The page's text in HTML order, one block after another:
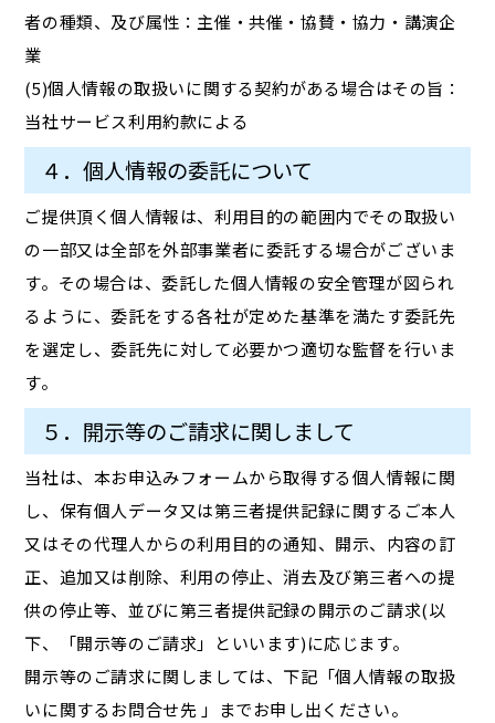
者の種類、及び属性：主催・共催・協賛・協力・講演企
業
(5)個人情報の取扱いに関する契約がある場合はその旨：
当社サービス利用約款による
４．個人情報の委託について
ご提供頂く個人情報は、利用目的の範囲内でその取扱い
の一部又は全部を外部事業者に委託する場合がございま
す。その場合は、委託した個人情報の安全管理が図られ
るように、委託をする各社が定めた基準を満たす委託先
を選定し、委託先に対して必要かつ適切な監督を行いま
す。
５．開示等のご請求に関しまして
当社は、本お申込みフォームから取得する個人情報に関
し、保有個人データ又は第三者提供記録に関するご本人
又はその代理人からの利用目的の通知、開示、内容の訂
正、追加又は削除、利用の停止、消去及び第三者への提
供の停止等、並びに第三者提供記録の開示のご請求(以
下、「開示等のご請求」といいます)に応じます。
開示等のご請求に関しましては、下記「個人情報の取扱
いに関するお問合せ先 」までお申し出ください。